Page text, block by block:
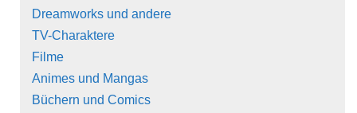
Dreamworks und andere
TV-Charaktere
Filme
Animes und Mangas
Büchern und Comics